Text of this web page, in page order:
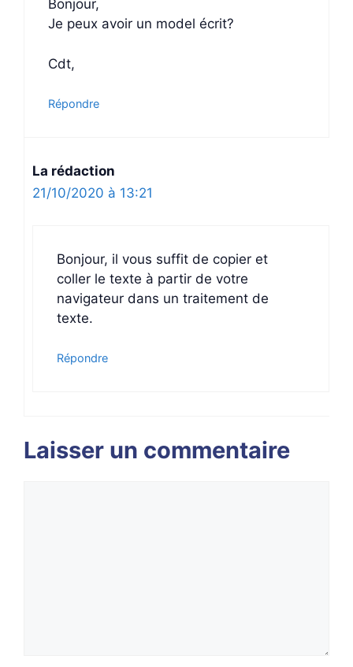
Bonjour,
Je peux avoir un model écrit?
Cdt,
Répondre
La rédaction
21/10/2020 à 13:21
Bonjour, il vous suffit de copier et
coller le texte à partir de votre
navigateur dans un traitement de
texte.
Répondre
Laisser un commentaire